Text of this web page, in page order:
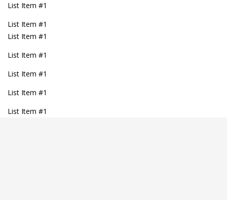
List Item #1
List Item #1
List Item #1
List Item #1
List Item #1
List Item #1
List Item #1